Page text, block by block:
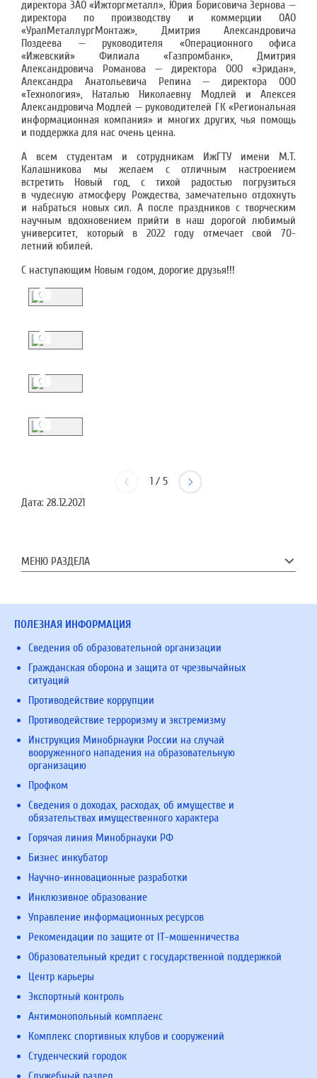
директора ЗАО «Ижторгметалл», Юрия Борисовича Зернова —
директора по производству и коммерции ОАО
«УралМеталлургМонтаж», Дмитрия Александровича
Поздеева — руководителя «Операционного офиса
«Ижевский» Филиала «Газпромбанк», Дмитрия
Александровича Романова — директора ООО «Эридан»,
Александра Анатольевича Репина — директора ООО
«Технология», Наталью Николаевну Модлей и Алексея
Александровича Модлей — руководителей ГК «Региональная
информационная компания» и многих других, чья помощь
и поддержка для нас очень ценна.
А всем студентам и сотрудникам ИжГТУ имени М.Т.
Калашникова мы желаем с отличным настроением
встретить Новый год, с тихой радостью погрузиться
в чудесную атмосферу Рождества, замечательно отдохнуть
и набраться новых сил. А после праздников с творческим
научным вдохновением прийти в наш дорогой любимый
университет, который в 2022 году отмечает свой 70-
летний юбилей.
С наступающим Новым годом, дорогие друзья!!!
1/ 5
Дата: 28.12.2021
МЕНЮ РАЗДЕЛА
ПОЛЕЗНАЯ ИНФОРМАЦИЯ
Сведения об образовательной организации
Гражданская оборона и защита от чрезвычайных
ситуаций
Противодействие коррупции
Противодействие терроризму и экстремизму
Инструкция Минобрнауки России на случай
вооруженного нападения на образовательную
организацию
Профком
Сведения о доходах, расходах, об имуществе и
обязательствах имущественного характера
Горячая линия Минобрнауки РФ
Бизнес инкубатор
Научно-инновационные разработки
Инклюзивное образование
Управление информационных ресурсов
Рекомендации по защите от IT-мошенничества
Образовательный кредит с государственной поддержкой
Центр карьеры
Экспортный контроль
Антимонопольный комплаенс
Комплекс спортивных клубов и сооружений
Студенческий городок